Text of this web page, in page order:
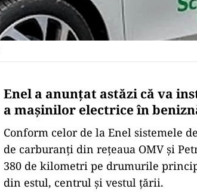
Enel a anunțat astăzi că va
a mașinilor electrice în
Conform celor de la Enel sistemele
de carburanţi din reţeaua OMV şi
380 de kilometri pe drumurile
din estul, centrul şi vestul ţării.